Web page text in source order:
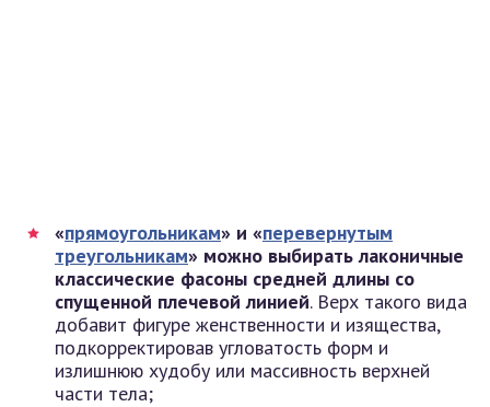
«прямоугольникам» и «перевернутым
треугольникам» можно выбирать лаконичные
классические фасоны средней длины со
спущенной плечевой линией. Верх такого вида
добавит фигуре женственности и изящества,
подкорректировав угловатость форм и
излишнюю худобу или массивность верхней
части тела;